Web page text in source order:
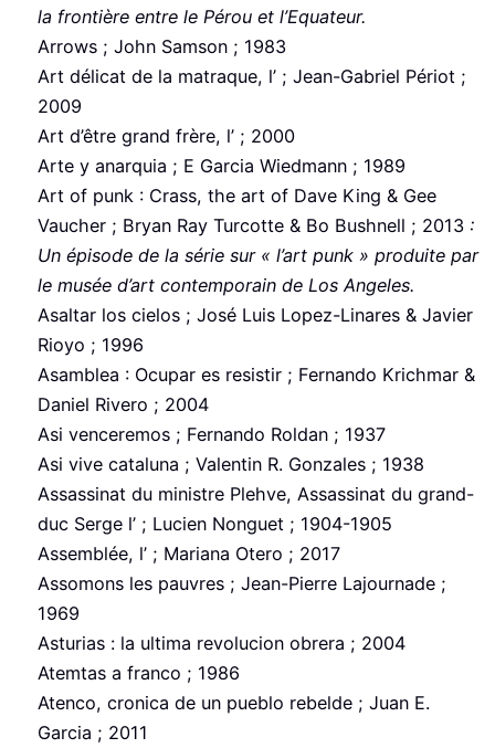
la frontière entre le Pérou et l’Equateur.
Arrows ; John Samson ; 1983
Art délicat de la matraque, l’ ; Jean-Gabriel Périot ;
2009
Art d’être grand frère, l’ ; 2000
Arte y anarquia ; E Garcia Wiedmann ; 1989
Art of punk : Crass, the art of Dave King & Gee
Vaucher ; Bryan Ray Turcotte & Bo Bushnell ; 2013 :
Un épisode de la série sur « l’art punk » produite par
le musée d’art contemporain de Los Angeles.
Asaltar los cielos ; José Luis Lopez-Linares & Javier
Rioyo ; 1996
Asamblea : Ocupar es resistir ; Fernando Krichmar &
Daniel Rivero ; 2004
Asi venceremos ; Fernando Roldan ; 1937
Asi vive cataluna ; Valentin R. Gonzales ; 1938
Assassinat du ministre Plehve, Assassinat du grand-
duc Serge l’ ; Lucien Nonguet ; 1904-1905
Assemblée, l’ ; Mariana Otero ; 2017
Assomons les pauvres ; Jean-Pierre Lajournade ;
1969
Asturias : la ultima revolucion obrera ; 2004
Atemtas a franco ; 1986
Atenco, cronica de un pueblo rebelde ; Juan E.
Garcia ; 2011